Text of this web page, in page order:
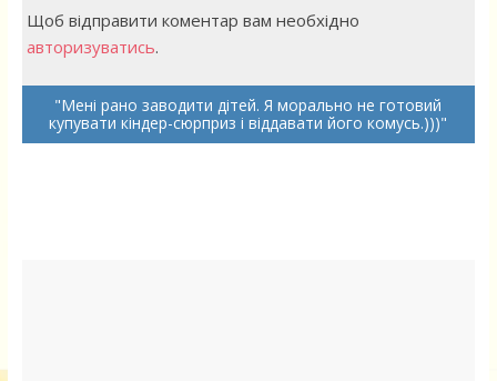
Щоб відправити коментар вам необхідно
авторизуватись.
Мені рано заводити дітей. Я морально не готовий
купувати кіндер-сюрприз і віддавати його комусь.)))